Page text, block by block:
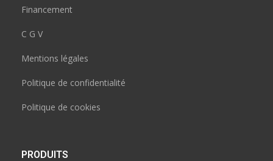
Financement
C G V
Mentions légales
Politique de confidentialité
Politique de cookies
PRODUITS